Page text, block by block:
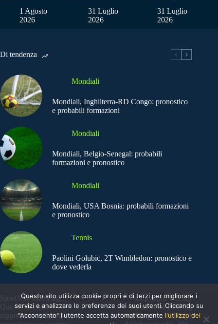
1 Agosto
2026
31 Luglio
2026
31 Luglio
2026
Di tendenza
Mondiali
Mondiali, Inghilterra-RD Congo: pronostico
e probabili formazioni
Mondiali
Mondiali, Belgio-Senegal: probabili
formazioni e pronostico
Mondiali
Mondiali, USA Bosnia: probabili formazioni
e pronostico
Tennis
Paolini Golubic, 2T Wimbledon: pronostico e
dove vederla
SportNews.BetFlag -
Questo sito non
rappresenta una testata
Copyright © 2025
SportNews BetFlag
Sede Legale: Via degli
Questo sito utilizza cookie propri e di terzi per migliorare i
servizi e analizzare le preferenze dei suoi utenti. Cliccando su
"Acconsento" l'utente accetta automaticamente l'utilizzo dei